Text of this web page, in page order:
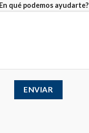
qué podemos ayudarte?